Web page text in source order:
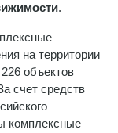
.
на территории
объектов
счет средств
комплексные